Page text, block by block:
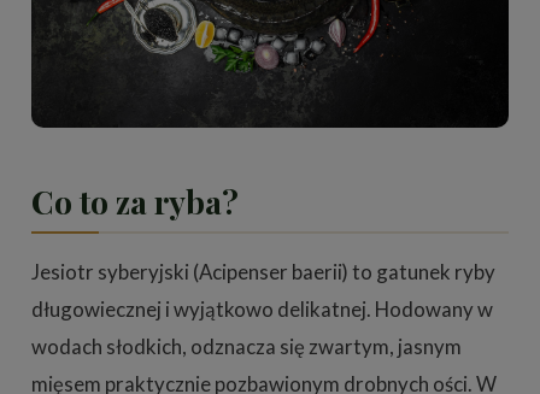
Co to za ryba?
Jesiotr syberyjski (Acipenser baerii) to gatunek ryby
długowiecznej i wyjątkowo delikatnej. Hodowany w
wodach słodkich, odznacza się zwartym, jasnym
mięsem praktycznie pozbawionym drobnych ości. W